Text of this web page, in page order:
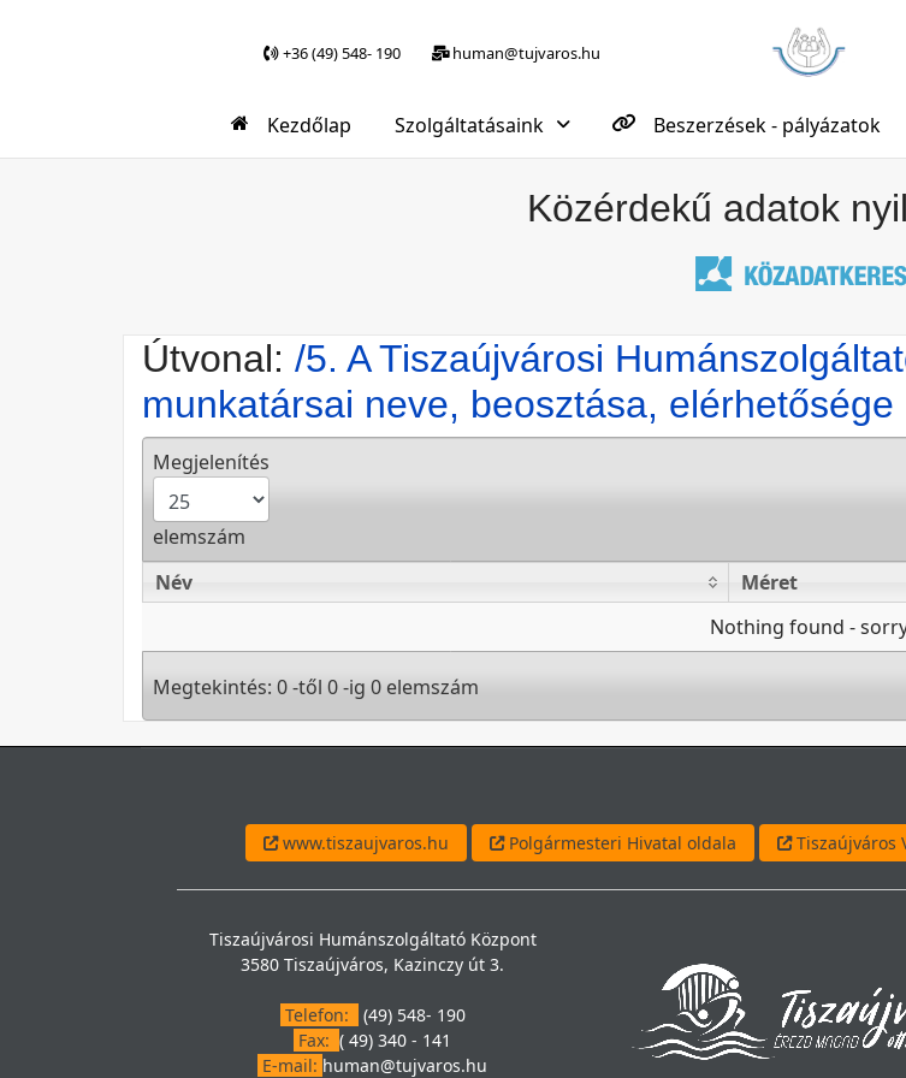
+36 (49) 548- 190 human@tujvaros.hu
Kezdőlap Szolgáltatásaink Beszerzések - pályázatok
Közérdekű adatok
Útvonal: /5. A Tiszaújvárosi
munkatársai neve, beosztása, elérhetősége
Megjelenítés
elemszám
Név
Méret
Méret
Nothing found -
Megtekintés: 0 -től 0 -ig 0 elemszám
www.tiszaujvaros.hu Polgármesteri Hivatal oldala Tiszaújváros
Tiszaújvárosi Humánszolgáltató Központ
3580 Tiszaújváros, Kazinczy út 3.
Telefon:
(49) 548- 190
Fax:( 49) 340 - 141
E-mail: human@tujvaros.hu